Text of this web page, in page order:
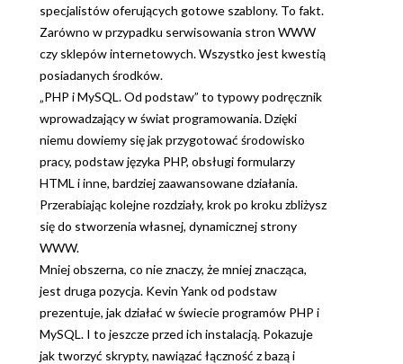
specjalistów oferujących gotowe szablony. To fakt.
Zarówno w przypadku serwisowania stron WWW
czy sklepów internetowych. Wszystko jest kwestią
posiadanych środków.
„PHP i MySQL. Od podstaw” to typowy podręcznik
wprowadzający w świat programowania. Dzięki
niemu dowiemy się jak przygotować środowisko
pracy, podstaw języka PHP, obsługi formularzy
HTML i inne, bardziej zaawansowane działania.
Przerabiając kolejne rozdziały, krok po kroku zbliżysz
się do stworzenia własnej, dynamicznej strony
WWW.
Mniej obszerna, co nie znaczy, że mniej znacząca,
jest druga pozycja. Kevin Yank od podstaw
prezentuje, jak działać w świecie programów PHP i
MySQL. I to jeszcze przed ich instalacją. Pokazuje
jak tworzyć skrypty, nawiązać łączność z bazą i